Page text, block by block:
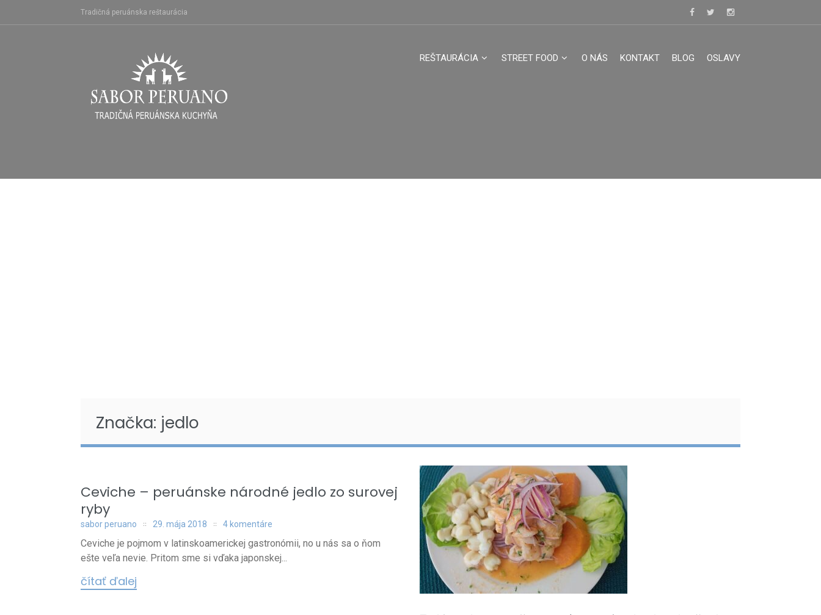
Tradičná peruánska reštaurácia
REŠTAURÁCIA STREET FOOD O NÁS KONTAKT BLOG OSLAVY
Značka: jedlo
Ceviche – peruánske národné jedlo zo surovej
ryby
sabor peruano 29. mája 2018 4 komentáre
Ceviche je pojmom v latinskoamerickej gastronómii, no u nás sa o ňom
ešte veľa nevie. Pritom sme si vďaka japonskej...
čítať ďalej